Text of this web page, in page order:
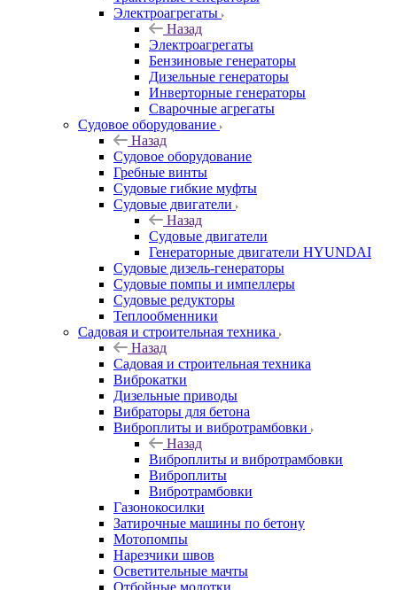
Электроагрегаты
Назад
Электроагрегаты
Бензиновые генераторы
Дизельные генераторы
Инверторные генераторы
Сварочные агрегаты
Судовое оборудование
Назад
Судовое оборудование
Гребные винты
Судовые гибкие муфты
Судовые двигатели
Назад
Судовые двигатели
Генераторные двигатели HYUNDAI
Судовые дизель-генераторы
Судовые помпы и импеллеры
Судовые редукторы
Теплообменники
Садовая и строительная техника
Назад
Садовая и строительная техника
Виброкатки
Дизельные приводы
Вибраторы для бетона
Виброплиты и вибротрамбовки
Назад
Виброплиты и вибротрамбовки
Виброплиты
Вибротрамбовки
Газонокосилки
Затирочные машины по бетону
Мотопомпы
Нарезчики швов
Осветительные мачты
Отбойные молотки